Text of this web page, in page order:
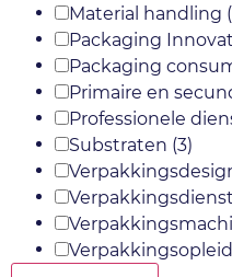
Material handling
Packaging
Packaging
Primaire en
Professionele
Substraten (3)